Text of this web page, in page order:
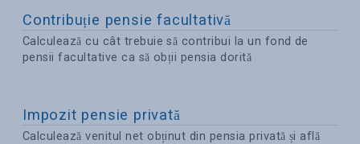
Contribuție pensie facultativă
Calculează cu cât trebuie să contribui la un fond de
pensii facultative ca să obții pensia dorită
Impozit pensie privată
Calculează venitul net obținut din pensia privată și află